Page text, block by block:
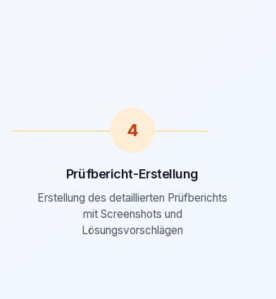
4
Prüfbericht-Erstellung
Erstellung des detaillierten Prüfberichts
mit Screenshots und
Lösungsvorschlägen